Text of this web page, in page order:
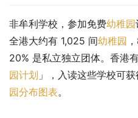
非牟利学校，参加免费幼稚园
全港大约有 1,025 间幼稚园
20% 是私立独立团体。香港
园计划 」，入读这些学校可获
园分布图表。